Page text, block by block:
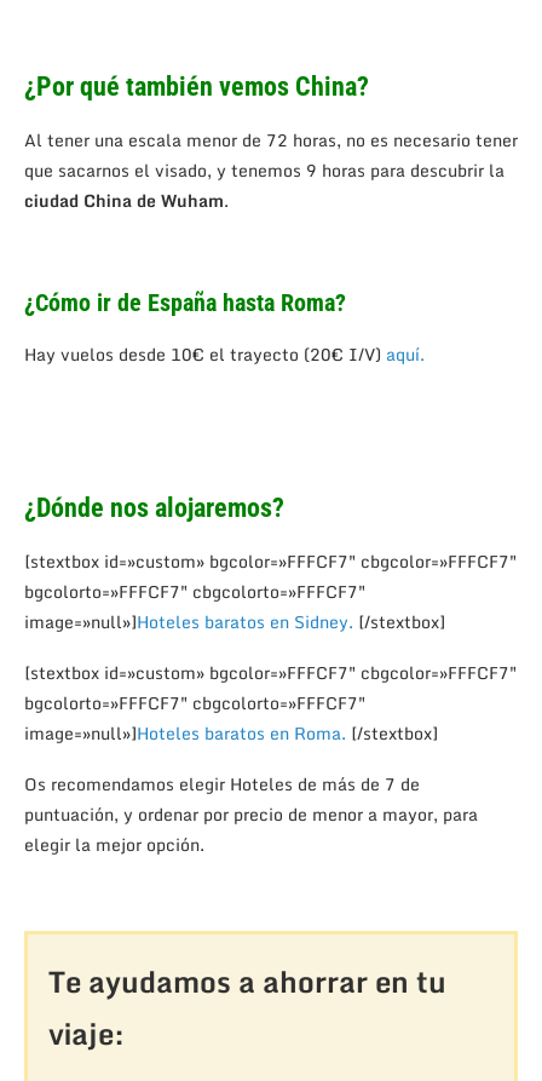
¿Por qué también vemos China?
Al tener una escala menor de 72 horas, no es necesario tener
que sacarnos el visado, y tenemos 9 horas para descubrir la
ciudad China de Wuham.
¿Cómo ir de España hasta Roma?
Hay vuelos desde 10€ el trayecto (20€ I/V) aquí.
¿Dónde nos alojaremos?
[stextbox id=»custom» bgcolor=»FFFCF7″ cbgcolor=»FFFCF7″
bgcolorto=»FFFCF7″ cbgcolorto=»FFFCF7″
image=»null»]Hoteles baratos en Sidney. [/stextbox]
[stextbox id=»custom» bgcolor=»FFFCF7″ cbgcolor=»FFFCF7″
bgcolorto=»FFFCF7″ cbgcolorto=»FFFCF7″
image=»null»]Hoteles baratos en Roma. [/stextbox]
Os recomendamos elegir Hoteles de más de 7 de
puntuación, y ordenar por precio de menor a mayor, para
elegir la mejor opción.
Te ayudamos a ahorrar en tu
viaje: